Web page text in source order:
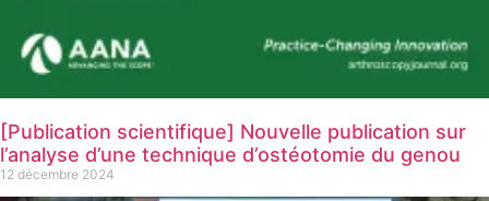
[Publication scientifique] Nouvelle publication sur
l’analyse d’une technique d’ostéotomie du genou
12 décembre 2024